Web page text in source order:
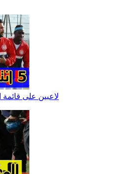
5 لاعبين على قائمة